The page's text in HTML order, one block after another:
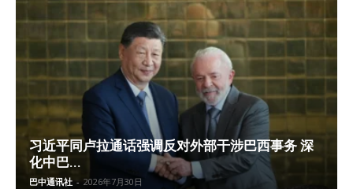
习近平同卢拉通话强调反对外部干涉巴西事务 深
化中巴...
巴中通讯社 - 2026年7月30日